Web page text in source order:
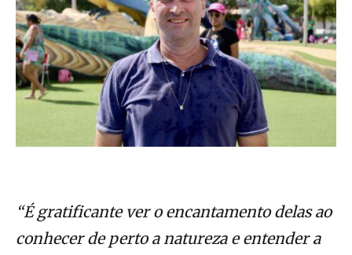
“É gratificante ver o encantamento delas ao
conhecer de perto a natureza e entender a